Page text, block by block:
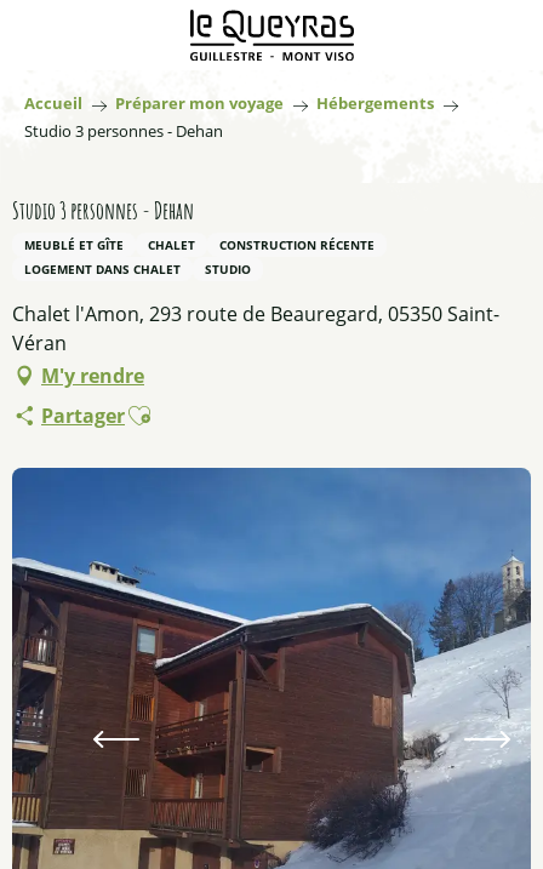
principal
Accueil Préparer mon voyage
Hébergements
Studio 3 personnes - Dehan
Studio 3 personnes - Dehan
MEUBLÉ ET GÎTE CHALET
CONSTRUCTION RÉCENTE
LOGEMENT DANS CHALET
STUDIO
Chalet l'Amon, 293 route de Beauregard, 05350 Saint-
Véran
M'y rendre
PartagerAjouter aux favoris